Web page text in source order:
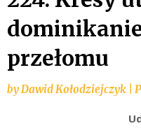
przełomu
byDawid Kołodziejczyk